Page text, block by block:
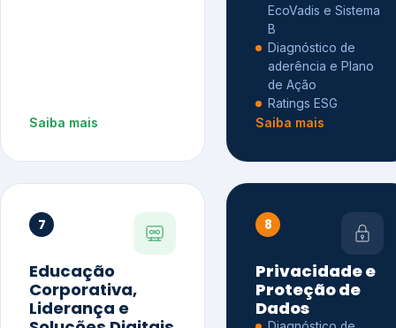
Saiba mais
EcoVadis e Sistema
B
Diagnóstico de
aderência e Plano
de Ação
Ratings ESG
Saiba mais
7
Educação
Corporativa,
Liderança e
8
Privacidade e
Proteção de
Dados